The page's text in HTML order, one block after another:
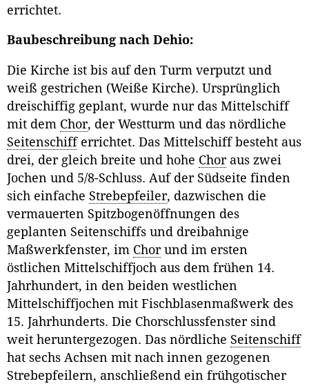
errichtet.
Baubeschreibung nach Dehio:
Die Kirche ist bis auf den Turm verputzt und
weiß gestrichen (Weiße Kirche). Ursprünglich
dreischiffig geplant, wurde nur das Mittelschiff
mit dem Chor, der Westturm und das nördliche
Seitenschifferrichtet. Das Mittelschiff besteht aus
drei, der gleich breite und hohe Choraus zwei
Jochen und 5/8-Schluss. Auf der Südseite finden
sich einfache Strebepfeiler, dazwischen die
vermauerten Spitzbogenöffnungen des
geplanten Seitenschiffs und dreibahnige
Maßwerkfenster, im Chorund im ersten
östlichen Mittelschiffjoch aus dem frühen 14.
Jahrhundert, in den beiden westlichen
Mittelschiffjochen mit Fischblasenmaßwerk des
15. Jahrhunderts. Die Chorschlussfenster sind
weit heruntergezogen. Das nördliche Seitenschiff
hat sechs Achsen mit nach innen gezogenen
Strebepfeilern, anschließend ein frühgotischer